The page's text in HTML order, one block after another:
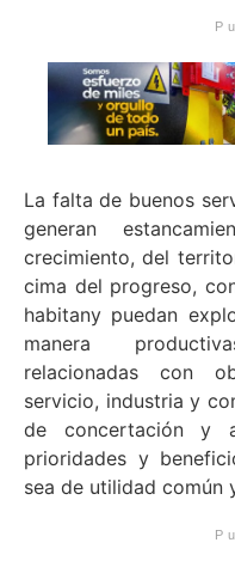
La falta de buenos
generan
crecimiento, del
cima del progreso,
habitany puedan
manera
relacionadas con
servicio, industria y
de concertación y
prioridades y
sea de utilidad común